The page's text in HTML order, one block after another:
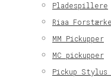
Pladespillere
Riaa
MM Pickupper
MC pickupper
Pickup